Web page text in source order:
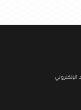
الإلكتروني